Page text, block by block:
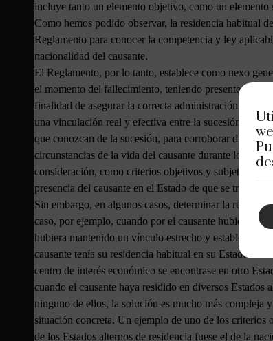
incluye tanto un elemento objetivo, como un elemento
Como hemos podido observar, la residencia habitual
Reglamento para conocer la competencia y ley
nacionalidad del causante.
El Reglamento, por lo tanto, establece como nexo
el momento del fallecimiento, teniendo presente la
finalidad de asegurar la correcta administración de
una vinculación real y efectiva entre la sucesión y el
que conozcan de la sucesión, para corroborar dicha
circunstancias de la vida del causante durante los
consideración, como criterios objetivos y subjetivos,
presencia del causante en el Estado de que se trate,
Sin embargo, en algunos casos, determinar la
caso, por ejemplo, cuando por el causante hubiese
hubiera mantenido un vínculo estrecho y estable con
causante tenía su residencia habitual en su Estado de
centro de interés económico se encontrase en otro
cuando el causante haya residido en diversos
ninguno de ellos, la solución es mucho más compleja
situación concreta. Un ejemplo de uno de los criterios
de los Estados alternos de residencia fuese el de la